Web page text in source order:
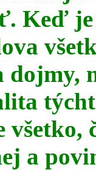
Keď je
dojmy,
a